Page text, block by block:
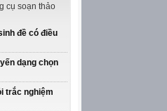
cụ soạn thảo
đề có điều
dạng chọn
trắc nghiệm